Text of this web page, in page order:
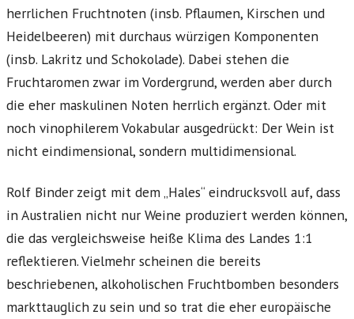
herrlichen Fruchtnoten (insb. Pflaumen, Kirschen und
Heidelbeeren) mit durchaus würzigen Komponenten
(insb. Lakritz und Schokolade). Dabei stehen die
Fruchtaromen zwar im Vordergrund, werden aber durch
die eher maskulinen Noten herrlich ergänzt. Oder mit
noch vinophilerem Vokabular ausgedrückt: Der Wein ist
nicht eindimensional, sondern multidimensional.
Rolf Binder zeigt mit dem „Hales“ eindrucksvoll auf, dass
in Australien nicht nur Weine produziert werden können,
die das vergleichsweise heiße Klima des Landes 1:1
reflektieren. Vielmehr scheinen die bereits
beschriebenen, alkoholischen Fruchtbomben besonders
markttauglich zu sein und so trat die eher europäische